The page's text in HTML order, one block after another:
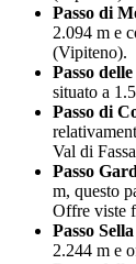
Passo di
2.094 m e
(Vipiteno).
Passo
situato a
Passo di
Val di
Passo
m, questo
Offre viste
Passo Sella
2.244 m e